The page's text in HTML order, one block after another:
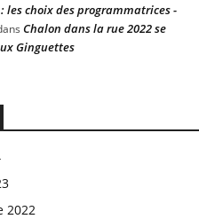
: les choix des programmatrices -
Chalon dans la rue 2022 se
Ginguettes
2022